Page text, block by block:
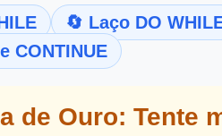
🔄 Laço DO
CONTINUE
de Ouro: Tente